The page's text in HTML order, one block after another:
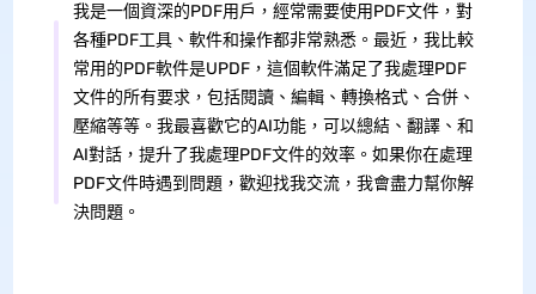
我是一個資深的PDF用戶，經常需要使用PDF文件，對
各種PDF工具、軟件和操作都非常熟悉。最近，我比較
常用的PDF軟件是UPDF，這個軟件滿足了我處理PDF
文件的所有要求，包括閱讀、編輯、轉換格式、合併、
壓縮等等。我最喜歡它的AI功能，可以總結、翻譯、和
AI對話，提升了我處理PDF文件的效率。如果你在處理
PDF文件時遇到問題，歡迎找我交流，我會盡力幫你解
決問題。